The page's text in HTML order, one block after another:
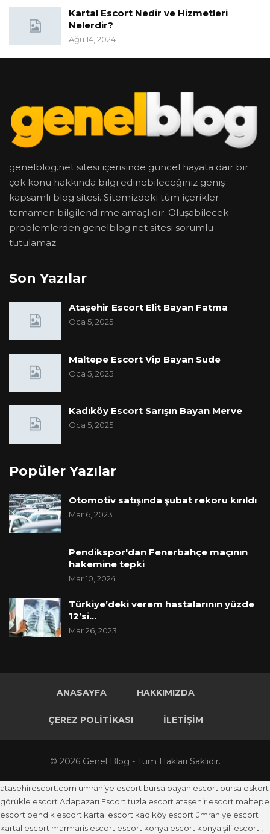
Kartal Escort Nedir ve Hizmetleri
Nelerdir?
Ağu 14, 2024
genelblog.net sitesi içerisinde güncel hayata dair bir
çok konu hakkında bilgi edinebileceğiniz geniş
kapsamlı blog sitesi. Sitemizdeki tüm içerikler
tamamen bilgilendirme amaçlıdır. Oluşabilecek
problemlerden genelblog.net sitesi sorumlu
tutulamaz.
Son Yazılar
Ataşehir Escort Elit Bayan Fatma
Oca 5, 2025
Maltepe Escort Vip Bayan Sude
Oca 5, 2025
Kadıköy Escort Sarışın Bayan Merve
Oca 5, 2025
Popüler Yazılar
Otomotiv satışında şubat rekoru kırıldı
Mar 6, 2023
Pendikspor'dan Fenerbahçe maçının
hakemine tepki
Mar 10, 2024
Türkiye’deki verem hastalarının yüzde
12’si…
Mar 26, 2023
ANASAYFA HAKKIMIZDA
ÇEREZ POLITIKASI İLETIŞIM
© 2026 Genel Blog - Tüm Hakları Saklıdır.
atasehirescort.com ümraniye escort bursa bayan escort bursa eskort
görükle escort Adapazarı Escort tuzla escort ataşehir escort maltepe
escort pendik escort kartal escort kadıköy escort ümraniye escort
kartal escort marmaris escort escort konya escort konya şili escort